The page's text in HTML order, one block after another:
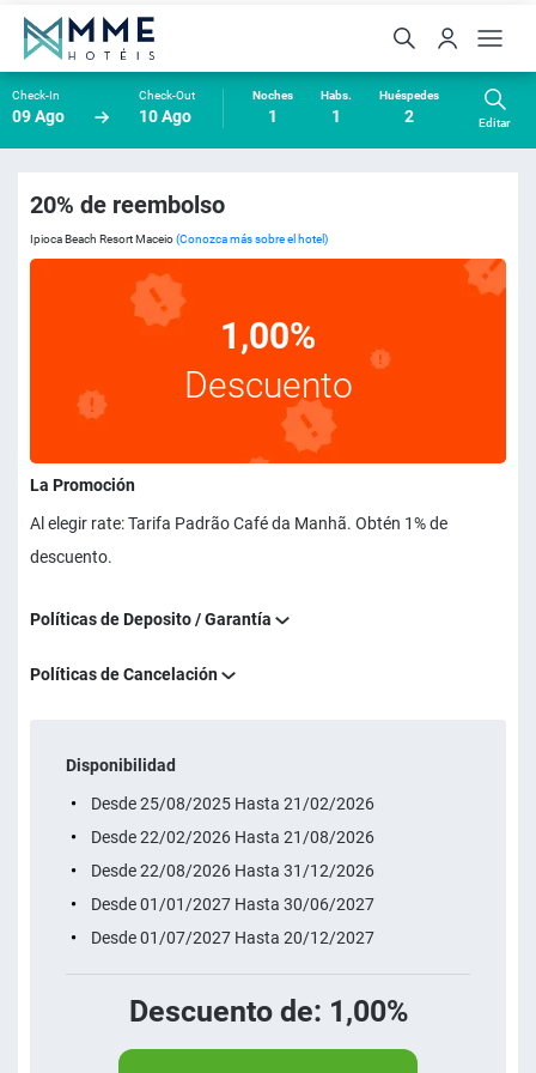
Check-In
09 Ago
Check-Out
10 Ago
Noches
1
Habs.
1
Huéspedes
2 Editar
20% de reembolso
Ipioca Beach Resort Maceio(Conozca más sobre el hotel)
1,00%
Descuento
La Promoción
Al elegir rate: Tarifa Padrão Café da Manhã. Obtén 1% de
descuento.
Políticas de Deposito / Garantía
Políticas de Cancelación
Disponibilidad
Desde 25/08/2025 Hasta 21/02/2026
Desde 22/02/2026 Hasta 21/08/2026
Desde 22/08/2026 Hasta 31/12/2026
Desde 01/01/2027 Hasta 30/06/2027
Desde 01/07/2027 Hasta 20/12/2027
Descuento de: 1,00%